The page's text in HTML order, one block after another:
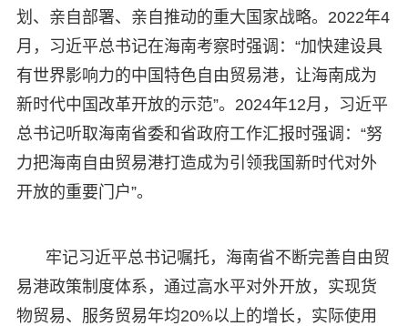
划、亲自部署、亲自推动的重大国家战略。2022年4
月，习近平总书记在海南考察时强调：“加快建设具
有世界影响力的中国特色自由贸易港，让海南成为
新时代中国改革开放的示范”。2024年12月，习近平
总书记听取海南省委和省政府工作汇报时强调：“努
力把海南自由贸易港打造成为引领我国新时代对外
开放的重要门户”。
牢记习近平总书记嘱托，海南省不断完善自由贸
易港政策制度体系，通过高水平对外开放，实现货
物贸易、服务贸易年均20%以上的增长，实际使用